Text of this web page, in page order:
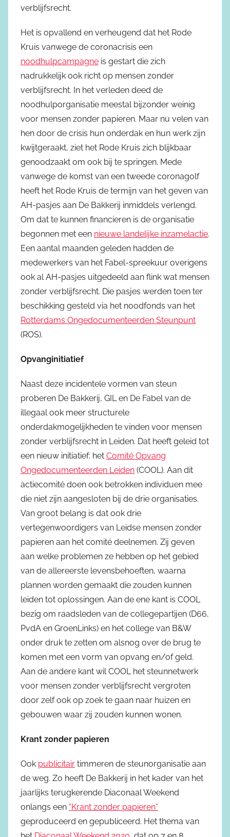
verblijfsrecht.
Het is opvallend en verheugend dat het Rode
Kruis vanwege de coronacrisis een
noodhulpcampagne is gestart die zich
nadrukkelijk ook richt op mensen zonder
verblijfsrecht. In het verleden deed de
noodhulporganisatie meestal bijzonder weinig
voor mensen zonder papieren. Maar nu velen van
hen door de crisis hun onderdak en hun werk zijn
kwijtgeraakt, ziet het Rode Kruis zich blijkbaar
genoodzaakt om ook bij te springen. Mede
vanwege de komst van een tweede coronagolf
heeft het Rode Kruis de termijn van het geven van
AH-pasjes aan De Bakkerij inmiddels verlengd.
Om dat te kunnen financieren is de organisatie
begonnen met een nieuwe landelijke inzamelactie.
Een aantal maanden geleden hadden de
medewerkers van het Fabel-spreekuur overigens
ook al AH-pasjes uitgedeeld aan flink wat mensen
zonder verblijfsrecht. Die pasjes werden toen ter
beschikking gesteld via het noodfonds van het
Rotterdams Ongedocumenteerden Steunpunt
(ROS).
Opvanginitiatief
Naast deze incidentele vormen van steun
proberen De Bakkerij, GIL en De Fabel van de
illegaal ook meer structurele
onderdakmogelijkheden te vinden voor mensen
zonder verblijfsrecht in Leiden. Dat heeft geleid tot
een nieuw initiatief: het Comité Opvang
Ongedocumenteerden Leiden (COOL). Aan dit
actiecomité doen ook betrokken individuen mee
die niet zijn aangesloten bij de drie organisaties.
Van groot belang is dat ook drie
vertegenwoordigers van Leidse mensen zonder
papieren aan het comité deelnemen. Zij geven
aan welke problemen ze hebben op het gebied
van de allereerste levensbehoeften, waarna
plannen worden gemaakt die zouden kunnen
leiden tot oplossingen. Aan de ene kant is COOL
bezig om raadsleden van de collegepartijen (D66,
PvdA en GroenLinks) en het college van B&W
onder druk te zetten om alsnog over de brug te
komen met een vorm van opvang en/of geld.
Aan de andere kant wil COOL het steunnetwerk
voor mensen zonder verblijfsrecht vergroten
door zelf ook op zoek te gaan naar huizen en
gebouwen waar zij zouden kunnen wonen.
Krant zonder papieren
Ook publicitair timmeren de steunorganisatie aan
de weg. Zo heeft De Bakkerij in het kader van het
jaarlijks terugkerende Diaconaal Weekend
onlangs een “Krant zonder papieren”
geproduceerd en gepubliceerd. Het thema van